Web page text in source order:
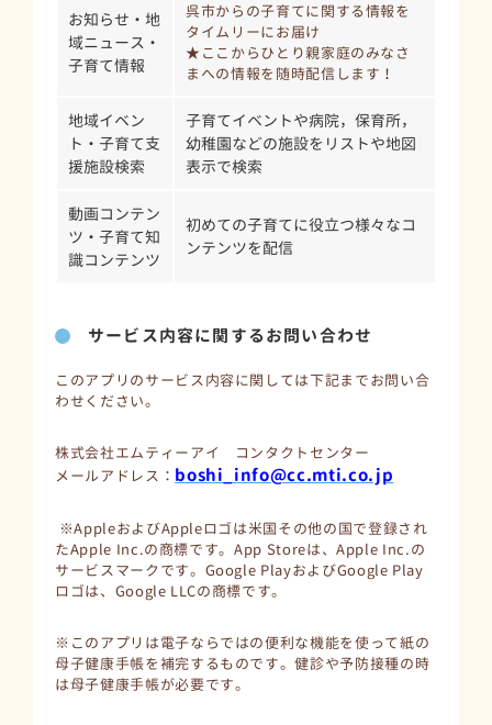
お知らせ・地
域ニュース・
子育て情報
呉市からの子育てに関する情報を
タイムリーにお届け
★ここからひとり親家庭のみなさ
まへの情報を随時配信します！
地域イベン
ト・子育て支
援施設検索
子育てイベントや病院，保育所，
幼稚園などの施設をリストや地図
表示で検索
動画コンテン
ツ・子育て知
識コンテンツ
初めての子育てに役立つ様々なコ
ンテンツを配信
サービス内容に関するお問い合わせ
このアプリのサービス内容に関しては下記までお問い合
わせください。
株式会社エムティーアイ コンタクトセンター
メールアドレス： boshi_info@cc.mti.co.jp
※AppleおよびAppleロゴは米国その他の国で登録され
たApple Inc.の商標です。App Storeは、Apple Inc.の
サービスマークです。Google PlayおよびGoogle Play
ロゴは、Google LLCの商標です。
※このアプリは電子ならではの便利な機能を使って紙の
母子健康手帳を補完するものです。健診や予防接種の時
は母子健康手帳が必要です。